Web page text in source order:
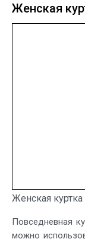
Женская
Женская
Повседневная
можно